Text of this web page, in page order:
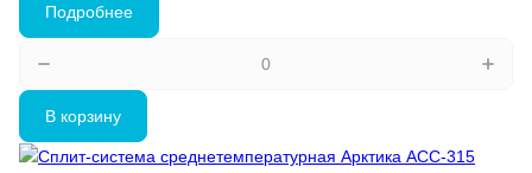
Подробнее
В корзину